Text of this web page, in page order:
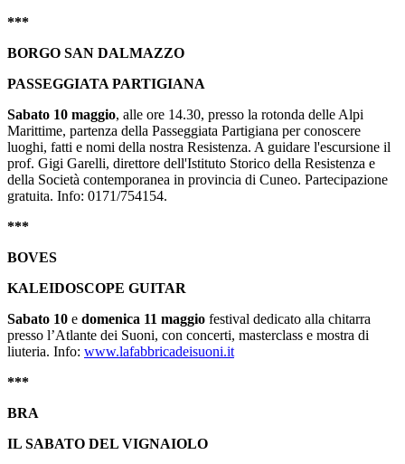
***
BORGO SAN DALMAZZO
PASSEGGIATA PARTIGIANA
Sabato 10 maggio, alle ore 14.30, presso la rotonda delle Alpi
Marittime, partenza della Passeggiata Partigiana per conoscere
luoghi, fatti e nomi della nostra Resistenza. A guidare l'escursione il
prof. Gigi Garelli, direttore dell'Istituto Storico della Resistenza e
della Società contemporanea in provincia di Cuneo. Partecipazione
gratuita. Info: 0171/754154.
***
BOVES
KALEIDOSCOPE GUITAR
Sabato 10 e domenica 11 maggio festival dedicato alla chitarra
presso l’Atlante dei Suoni, con concerti, masterclass e mostra di
liuteria. Info: www.lafabbricadeisuoni.it
***
BRA
IL SABATO DEL VIGNAIOLO